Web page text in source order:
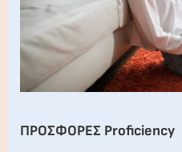
ΠΡΟΣΦΟΡΕΣ Proficiency